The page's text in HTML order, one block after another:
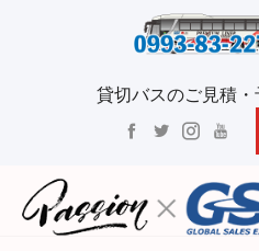
貸切バスのご見積